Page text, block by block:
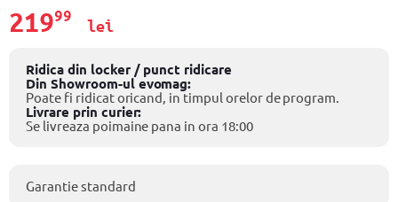
21999
lei
Ridica din locker / punct ridicare
Din Showroom-ul evomag:
Poate fi ridicat oricand, in timpul orelor de program.
Livrare prin curier:
Se livreaza poimaine pana in ora 18:00
Garantie standard